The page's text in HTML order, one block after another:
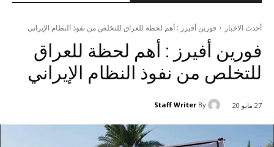
أحدث الاخبار فورين أفيرز : أهم لحظة للعراق للتخلص من نفوذ النظام الإيراني
فورين أفيرز : أهم لحظة للعراق
للتخلص من نفوذ النظام الإيراني
27 مايو 20 By
Staff Writer